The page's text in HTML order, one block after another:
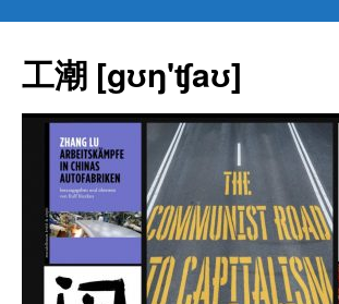
content
工潮 [gʊŋ'ʧaʊ]